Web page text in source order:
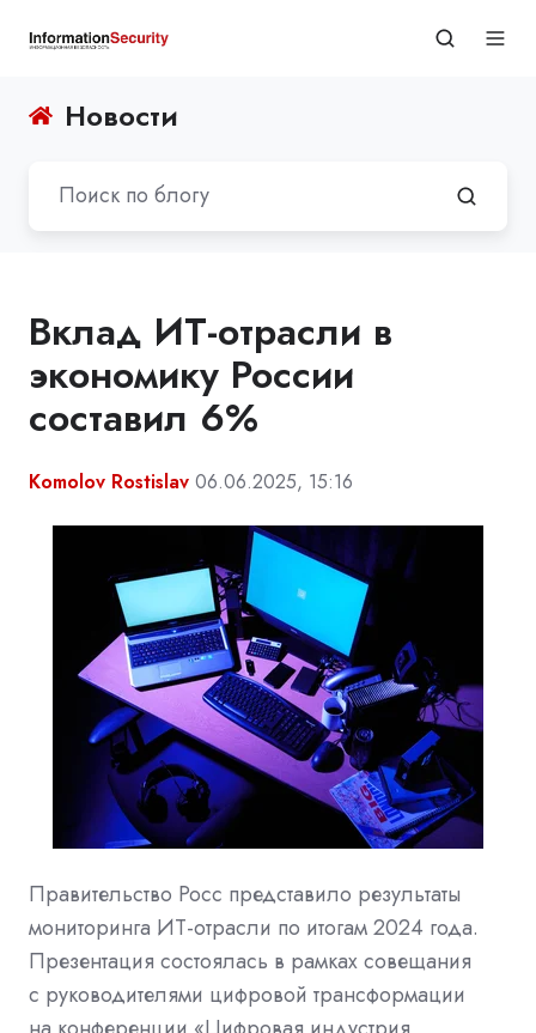
Новости
Вклад ИТ-отрасли в
экономику России
составил 6%
Komolov Rostislav 06.06.2025, 15:16
Правительство Росс представило результаты
мониторинга ИТ-отрасли по итогам 2024 года.
Презентация состоялась в рамках совещания
с руководителями цифровой трансформации